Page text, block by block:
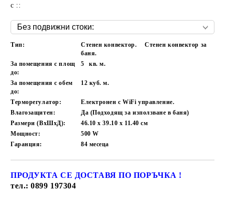
c ::
Тип: Стенен конвектор.
Стенен конвектор за
баня.
За помещения с площ
до:
5 кв. м.
За помещения с обем
до:
12 куб. м.
Терморегулатор:
Електронен с WiFi управление.
Влагозащитен:
Да (Подходящ за използване в баня)
Размери (ВхШхД):
46.10 x 39.10 x 11.40см
Мощност:
500W
Гаранция:
84 месеца
ПРОДУКТА СЕ ДОСТАВЯ ПО ПОРЪЧКА !
тел.: 0899 197304